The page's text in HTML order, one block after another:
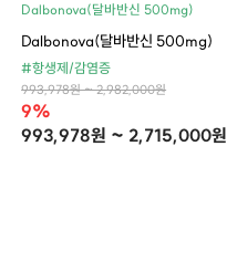
Dalbonova(달바반신 500mg)
Dalbonova(달바반신 500mg)
#항생제/감염증
993,978원 ~ 2,982,000원
9%
993,978원 ~ 2,715,000원